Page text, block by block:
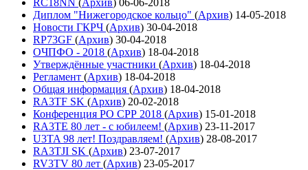
Диплом "Нижегородское кольцо" (Архив) 14-05-2018
Новости ГКРЧ (Архив) 30-04-2018
RP73GF (Архив) 30-04-2018
ОЧПФО - 2018 (Архив) 18-04-2018
Утверждённые участники (Архив) 18-04-2018
Регламент (Архив) 18-04-2018
Общая информация (Архив) 18-04-2018
RA3TF SK (Архив) 20-02-2018
Конференция РО СРР 2018 (Архив) 15-01-2018
RA3TE 80 лет - с юбилеем! (Архив) 23-11-2017
U3TA 98 лет! Поздравляем! (Архив) 28-08-2017
RA3TJI SK (Архив) 23-07-2017
RV3TV 80 лет (Архив) 23-05-2017